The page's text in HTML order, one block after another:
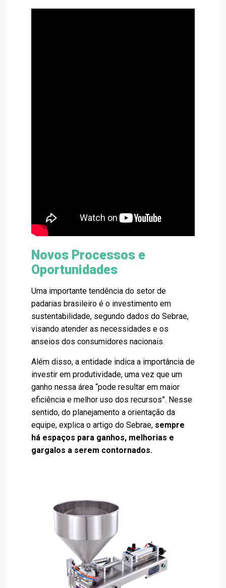
Novos Processos e
Oportunidades
Uma importante tendência do setor de
padarias brasileiro é o investimento em
sustentabilidade, segundo dados do Sebrae,
visando atender as necessidades e os
anseios dos consumidores nacionais.
Além disso, a entidade indica a importância de
investir em produtividade, uma vez que um
ganho nessa área “pode resultar em maior
eficiência e melhor uso dos recursos”. Nesse
sentido, do planejamento a orientação da
equipe, explica o artigo do Sebrae, sempre
há espaços para ganhos, melhorias e
gargalos a serem contornados.